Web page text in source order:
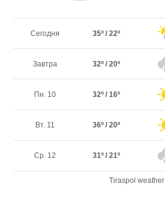
Сегодня 35º / 22º
Завтра 32º / 20º
Пн. 10 32º / 16º
Вт. 11 36º / 20º
Ср. 12 31º / 21º
Tiraspol weather